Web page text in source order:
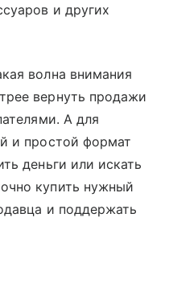
и других
волна внимания
вернуть продажи
А для
и простой формат
деньги или искать
купить нужный
и поддержать